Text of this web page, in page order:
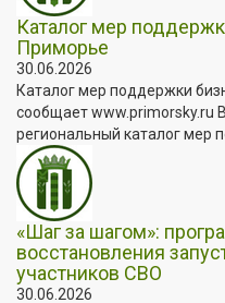
Каталог мер
Приморье
30.06.2026
Каталог мер поддержки
сообщает www.primorsky.ru
региональный каталог мер
«Шаг за шагом»:
восстановления
участников СВО
30.06.2026